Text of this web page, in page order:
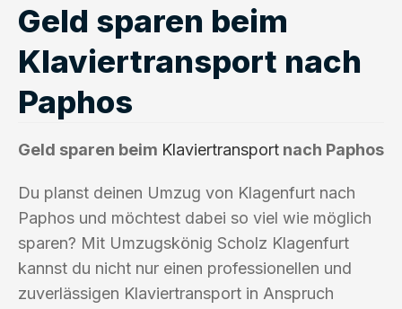
Geld sparen beim
Klaviertransport nach
Paphos
Geld sparen beim Klaviertransport nach Paphos
Du planst deinen Umzug von Klagenfurt nach
Paphos und möchtest dabei so viel wie möglich
sparen? Mit Umzugskönig Scholz Klagenfurt
kannst du nicht nur einen professionellen und
zuverlässigen Klaviertransport in Anspruch